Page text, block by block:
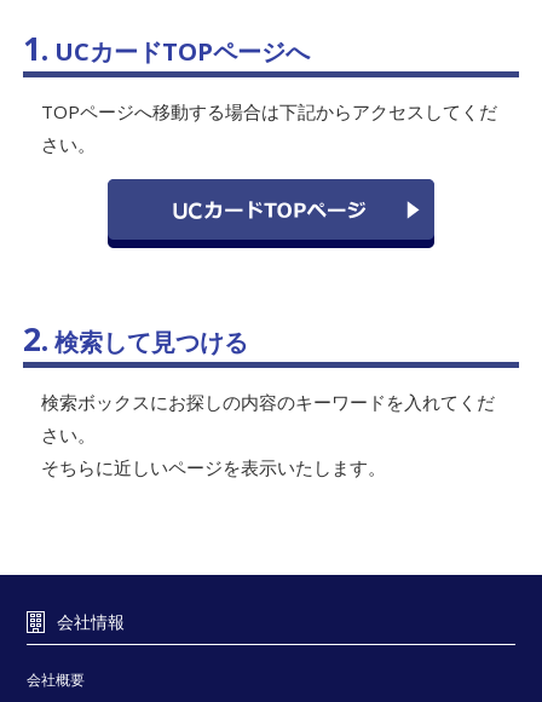
1. UCカードTOPページへ
TOPページへ移動する場合は下記からアクセスしてくだ
さい。
2. 検索して見つける
検索ボックスにお探しの内容のキーワードを入れてくだ
さい。
そちらに近しいページを表示いたします。
会社情報
会社概要